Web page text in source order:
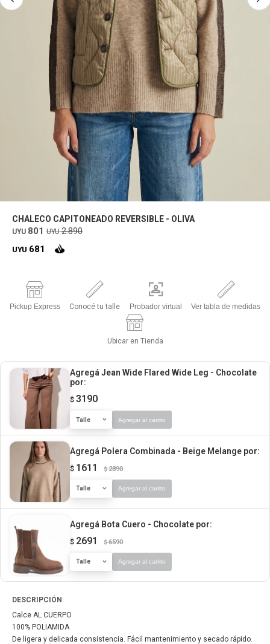
CHALECO CAPITONEADO REVERSIBLE - OLIVA
UYU 801 UYU 2.890
UYU 681
Pickup Express Conocé tu talle Probador virtual Ver tabla de medidas
Ubicar en Tienda
Agregá Jean Wide Flared Wide Leg - Chocolate
por:
$ 3190
Talle Agregar al carrito
Agregá Polera Combinada - Beige Melange por:
$ 1611 $ 2890
Talle Agregar al carrito
Agregá Bota Cuero - Chocolate por:
$ 2691 $ 6590
Talle Agregar al carrito
DESCRIPCIÓN
Calce AL CUERPO
100% POLIAMIDA
De ligera y delicada consistencia. Fácil mantenimiento y secado rápido.